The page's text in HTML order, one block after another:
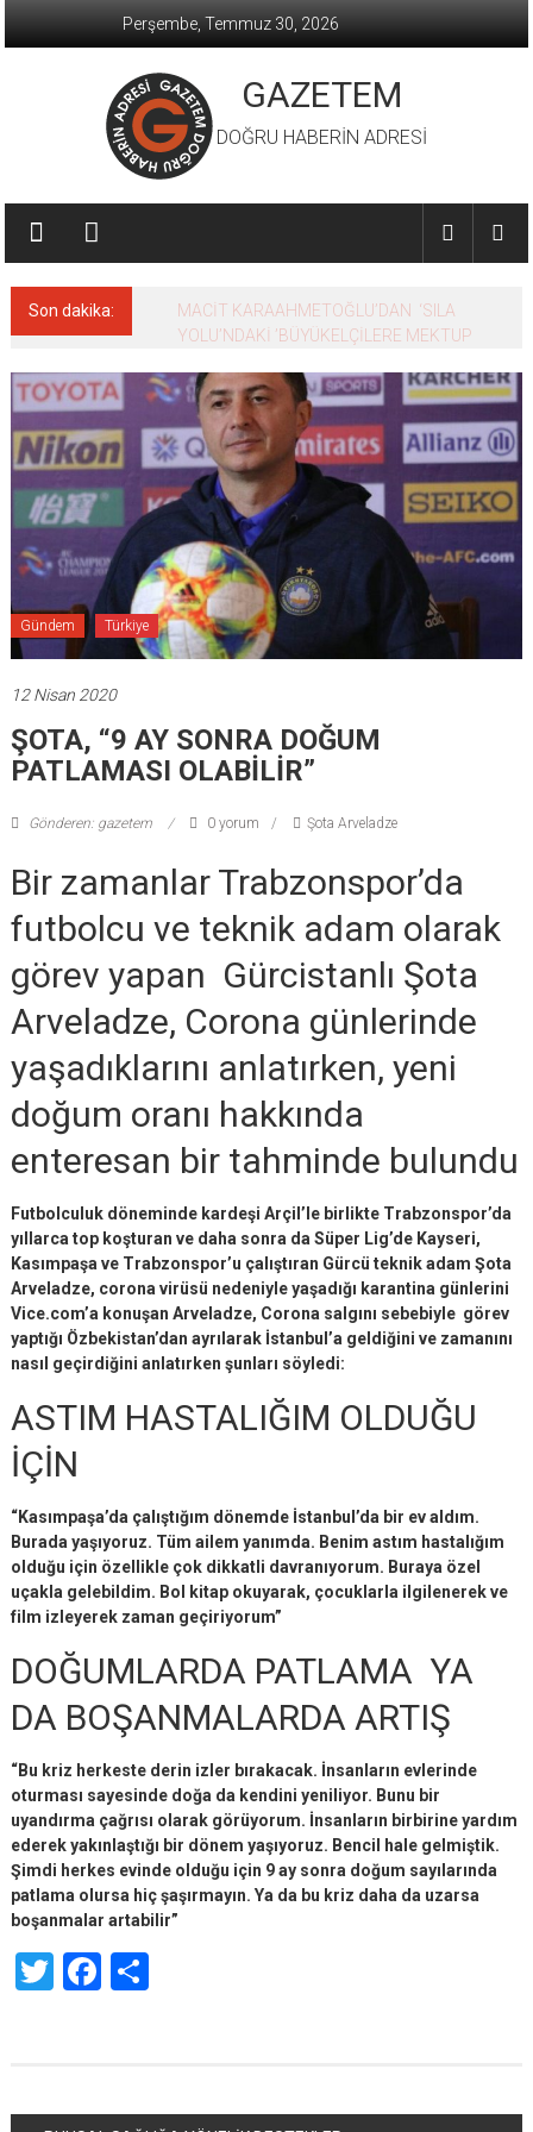
Perşembe, Temmuz 30, 2026
GAZETEM
DOĞRU HABERİN ADRESİ
Son dakika:
MACİT KARAAHMETOĞLU’DAN ‘SILA
YOLU’NDAKİ ’BÜYÜKELÇİLERE MEKTUP
Gündem Türkiye
12 Nisan 2020
ŞOTA, “9 AY SONRA DOĞUM
PATLAMASI OLABİLİR”
Gönderen: gazetem 0 yorum Şota Arveladze
Bir zamanlar Trabzonspor’da
futbolcu ve teknik adam olarak
görev yapan Gürcistanlı Şota
Arveladze, Corona günlerinde
yaşadıklarını anlatırken, yeni
doğum oranı hakkında
enteresan bir tahminde bulundu
Futbolculuk döneminde kardeşi Arçil’le birlikte Trabzonspor’da
yıllarca top koşturan ve daha sonra da Süper Lig’de Kayseri,
Kasımpaşa ve Trabzonspor’u çalıştıran Gürcü teknik adam Şota
Arveladze, corona virüsü nedeniyle yaşadığı karantina günlerini
Vice.com’a konuşan Arveladze, Corona salgını sebebiyle görev
yaptığı Özbekistan’dan ayrılarak İstanbul’a geldiğini ve zamanını
nasıl geçirdiğini anlatırken şunları söyledi:
ASTIM HASTALIĞIM OLDUĞU
İÇİN
“Kasımpaşa’da çalıştığım dönemde İstanbul’da bir ev aldım.
Burada yaşıyoruz. Tüm ailem yanımda. Benim astım hastalığım
olduğu için özellikle çok dikkatli davranıyorum. Buraya özel
uçakla gelebildim. Bol kitap okuyarak, çocuklarla ilgilenerek ve
film izleyerek zaman geçiriyorum”
DOĞUMLARDA PATLAMA YA
DA BOŞANMALARDA ARTIŞ
“Bu kriz herkeste derin izler bırakacak. İnsanların evlerinde
oturması sayesinde doğa da kendini yeniliyor. Bunu bir
uyandırma çağrısı olarak görüyorum. İnsanların birbirine yardım
ederek yakınlaştığı bir dönem yaşıyoruz. Bencil hale gelmiştik.
Şimdi herkes evinde olduğu için 9 ay sonra doğum sayılarında
patlama olursa hiç şaşırmayın. Ya da bu kriz daha da uzarsa
boşanmalar artabilir”
TwitterFacebook
Share